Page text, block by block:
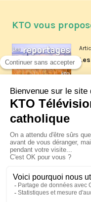
KTO vous